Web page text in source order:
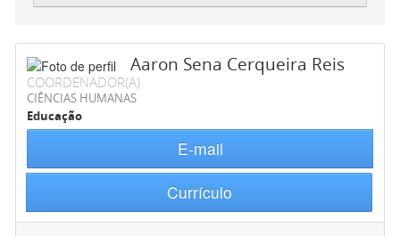
Aaron Sena Cerqueira Reis
COORDENADOR(A)
CIÊNCIAS HUMANAS
Educação
E-mail
Currículo